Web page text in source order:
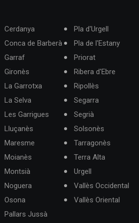
Cerdanya
Conca de Barberà
Garraf
Gironès
La Garrotxa
La Selva
Les Garrigues
Lluçanès
Maresme
Moianès
Montsià
Noguera
Osona
Pallars Jussà
Pla d'Urgell
Pla de l'Estany
Priorat
Ribera d'Ebre
Ripollès
Segarra
Segrià
Solsonès
Tarragonès
Terra Alta
Urgell
Vallès Occidental
Vallès Oriental